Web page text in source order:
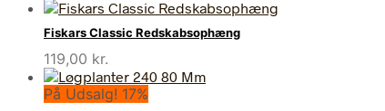
Fiskars Classic Redskabsophæng
119,00 kr.
På Udsalg! 17%